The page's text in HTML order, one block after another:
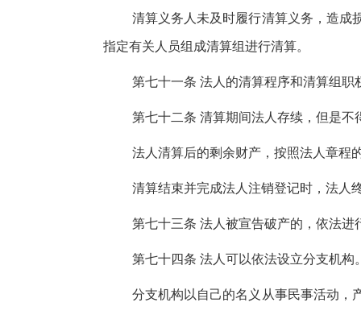
清算义务人未及时履行清算义务，造成
指定有关人员组成清算组进行清算。
第七十一条 法人的清算程序和清算组
第七十二条 清算期间法人存续，但是不
法人清算后的剩余财产，按照法人章程
清算结束并完成法人注销登记时，法人
第七十三条 法人被宣告破产的，依法
第七十四条 法人可以依法设立分支机
分支机构以自己的名义从事民事活动，